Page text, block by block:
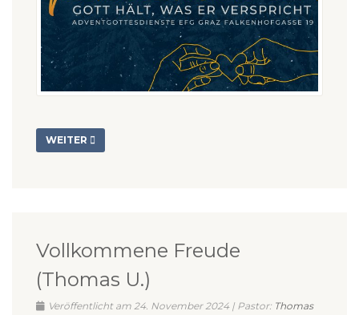
WEITER
Vollkommene Freude
(Thomas U.)
Veröffentlicht am 24. November 2024 | Pastor: Thomas